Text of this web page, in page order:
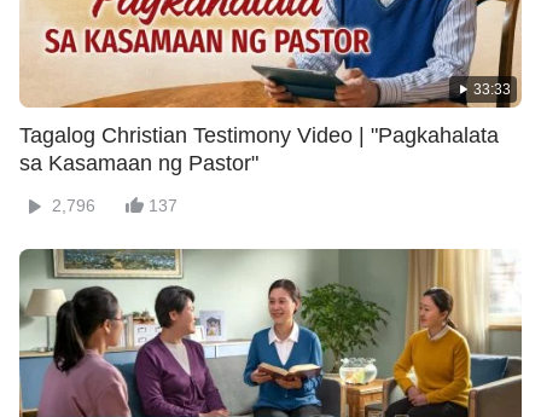
33:33
Tagalog Christian Testimony Video | "Pagkahalata
sa Kasamaan ng Pastor"
2,796 137